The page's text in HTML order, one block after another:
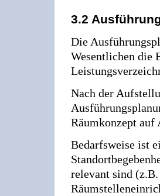
3.2
Die
Wesentlichen die
Nach der
Räumkonzept auf
Bedarfsweise ist
relevant sind